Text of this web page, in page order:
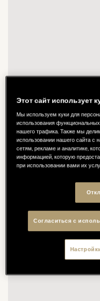
Этот сайт использует
Мы используем куки для
использования
нашего трафика. Также мы
использовании нашего сайта
сетям, рекламе и аналитике,
информацией, которую
при использовании вами их
Согласиться с